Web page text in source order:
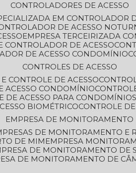
CONTROLADORES DE ACESSO
EM CONTROLADOR
DE ACESSO
EMPRESA TERCEIRIZADA
CONTROLADOR DE ACESSO
DE ACESSO CONDOMÍNIO
CONTROLES DE ACESSO
E CONTROLE DE ACESSO
ACESSO CONDOMÍNIO
DE ACESSO PARA CONDOMÍNIOS
BIOMÉTRICO
CONTROLE
EMPRESA DE MONITORAMENTO
DE MONITORAMENTO E
DE MIM
EMPRESA
DE MONITORAMENTO DE
DE MONITORAMENTO DE